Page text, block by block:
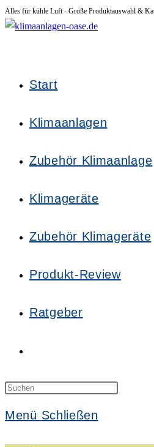
Zum
Inhalt
Alles für kühle Luft - Große Produktauswahl &
Start
Klimaanlagen
Zubehör Klimaanlage
Klimageräte
Zubehör Klimageräte
Produkt-Review
Ratgeber
Suche
umschalten
Menü Schließen